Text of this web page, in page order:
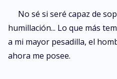
No sé si seré capaz de
humillación... Lo que más
a mi mayor pesadilla, el
ahora me posee.